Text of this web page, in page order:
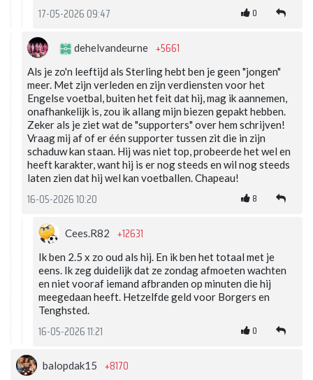
17-05-2026 09:47 0
dehelvandeurne +5661
Als je zo'n leeftijd als Sterling hebt ben je geen "jongen"
meer. Met zijn verleden en zijn verdiensten voor het
Engelse voetbal, buiten het feit dat hij, mag ik aannemen,
onafhankelijk is, zou ik allang mijn biezen gepakt hebben.
Zeker als je ziet wat de "supporters" over hem schrijven!
Vraag mij af of er één supporter tussen zit die in zijn
schaduw kan staan. Hij was niet top, probeerde het wel en
heeft karakter, want hij is er nog steeds en wil nog steeds
laten zien dat hij wel kan voetballen. Chapeau!
16-05-2026 10:20 8
Cees.R82 +12631
Ik ben 2.5 x zo oud als hij. En ik ben het totaal met je
eens. Ik zeg duidelijk dat ze zondag afmoeten wachten
en niet vooraf iemand afbranden op minuten die hij
meegedaan heeft. Hetzelfde geld voor Borgers en
Tenghsted.
16-05-2026 11:21 0
balopdak15 +8170